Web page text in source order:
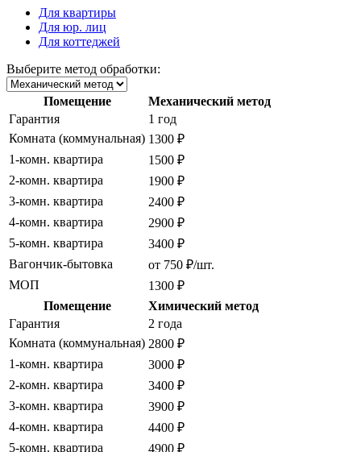
Для квартиры
Для юр. лиц
Для коттеджей
Выберите метод обработки:
Помещение
Механический метод
Гарантия
1 год
Комната (коммунальная) 1300 ₽
1-комн. квартира
1500 ₽
2-комн. квартира
1900 ₽
3-комн. квартира
2400 ₽
4-комн. квартира
2900 ₽
5-комн. квартира
3400 ₽
Вагончик-бытовка
от 750 ₽/шт.
МОП
1300 ₽
Помещение
Химический метод
Гарантия
2 года
Комната (коммунальная) 2800 ₽
1-комн. квартира
3000 ₽
2-комн. квартира
3400 ₽
3-комн. квартира
3900 ₽
4-комн. квартира
4400 ₽
5-комн. квартира
4900 ₽